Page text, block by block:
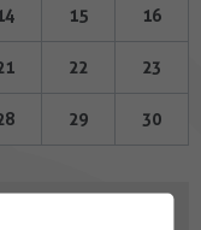
15 16
22 23
29 30